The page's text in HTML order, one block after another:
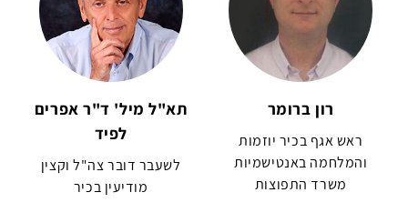
רון ברומר
ראש אגף בכיר יוזמות
והמלחמה באנטישמיות
משרד התפוצות
תא"ל מיל' ד"ר אפרים
לפיד
לשעבר דובר צה"ל וקצין
מודיעין בכיר